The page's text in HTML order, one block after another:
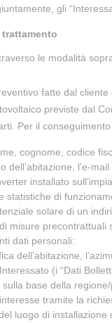
gli
le modalità
fatte dal
previste dal
Per il
cognome, codice
dell’abitazione, l’e-
installato
statistiche di
solare di un
misure
dati personali:
dell’abitazione,
(i “Dati
base della
tramite la
luogo di